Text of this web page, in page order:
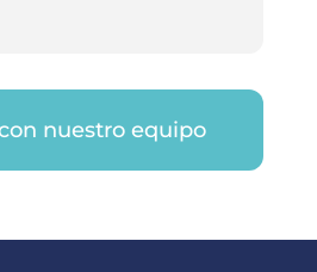
nuestro equipo